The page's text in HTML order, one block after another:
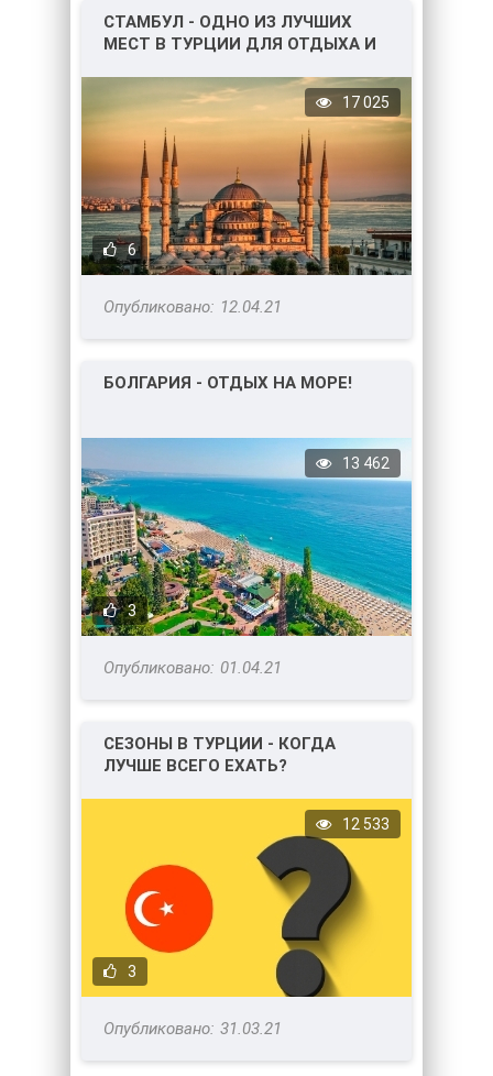
СТАМБУЛ - ОДНО ИЗ ЛУЧШИХ
МЕСТ В ТУРЦИИ ДЛЯ ОТДЫХА И
6
17 025
12.04.21
БОЛГАРИЯ - ОТДЫХ НА МОРЕ!
3
13 462
01.04.21
СЕЗОНЫ В ТУРЦИИ - КОГДА
ЛУЧШЕ ВСЕГО ЕХАТЬ?
3
12 533
31.03.21